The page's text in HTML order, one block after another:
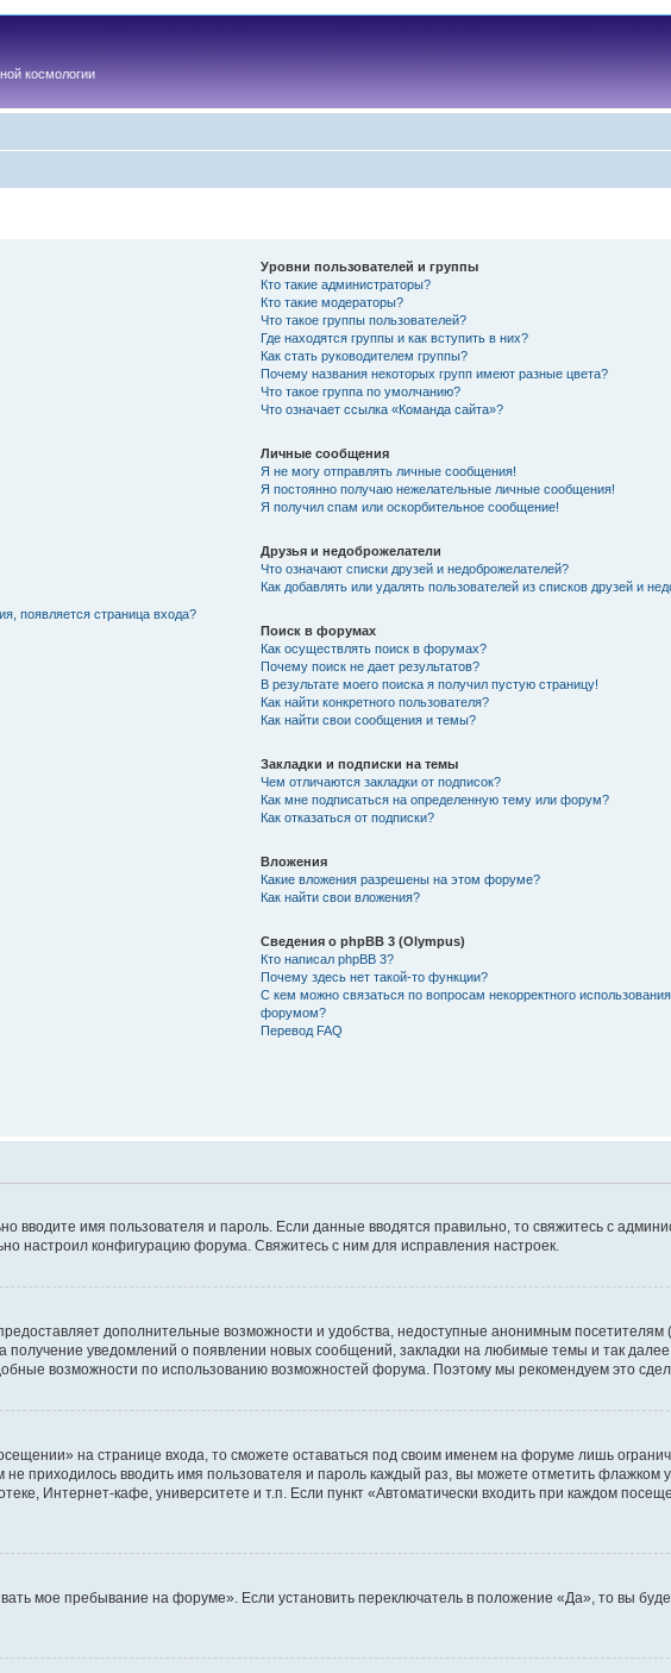
космологии
появляется страница входа?
Уровни пользователей и группы
Кто такие администраторы?
Кто такие модераторы?
Что такое группы пользователей?
Где находятся группы и как вступить в них?
Как стать руководителем группы?
Почему названия некоторых групп имеют разные цвета?
Что такое группа по умолчанию?
Что означает ссылка «Команда сайта»?
Личные сообщения
Я не могу отправлять личные сообщения!
Я постоянно получаю нежелательные личные сообщения!
Я получил спам или оскорбительное сообщение!
Друзья и недоброжелатели
Что означают списки друзей и недоброжелателей?
Как добавлять или удалять пользователей из списков друзей и
Поиск в форумах
Как осуществлять поиск в форумах?
Почему поиск не дает результатов?
В результате моего поиска я получил пустую страницу!
Как найти конкретного пользователя?
Как найти свои сообщения и темы?
Закладки и подписки на темы
Чем отличаются закладки от подписок?
Как мне подписаться на определенную тему или форум?
Как отказаться от подписки?
Вложения
Какие вложения разрешены на этом форуме?
Как найти свои вложения?
Сведения о phpBB 3 (Olympus)
Кто написал phpBB 3?
Почему здесь нет такой-то функции?
С кем можно связаться по вопросам некорректного
форумом?
Перевод FAQ
вводите имя пользователя и пароль. Если данные вводятся правильно, то свяжитесь с
настроил конфигурацию форума. Свяжитесь с ним для исправления настроек.
дополнительные возможности и удобства, недоступные анонимным посетителям
получение уведомлений о появлении новых сообщений, закладки на любимые темы и так далее.
возможности по использованию возможностей форума. Поэтому мы рекомендуем это
на странице входа, то сможете оставаться под своим именем на форуме лишь
не приходилось вводить имя пользователя и пароль каждый раз, вы можете отметить флажком
Интернет-кафе, университете и т.п. Если пункт «Автоматически входить при каждом
мое пребывание на форуме». Если установить переключатель в положение «Да», то вы